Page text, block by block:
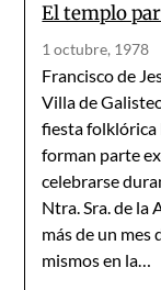
El templo
1 octubre, 1978
Francisco de
Villa de
fiesta folklórica
forman parte
celebrarse
Ntra. Sra. de la
más de un mes
mismos en la…